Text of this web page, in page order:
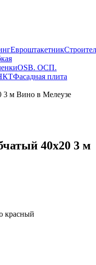
Евроштакетник
OSB. ОСП.
Фасадная плита
3 м Вино в Мелеузе
40х20 3 м
красный